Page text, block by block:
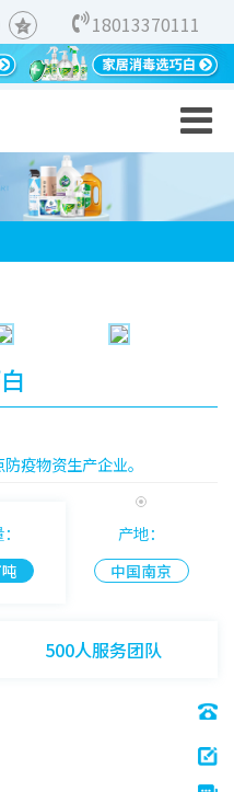
18013370111
疫物资生产企业。
产地：
中国南京
500人服务团队